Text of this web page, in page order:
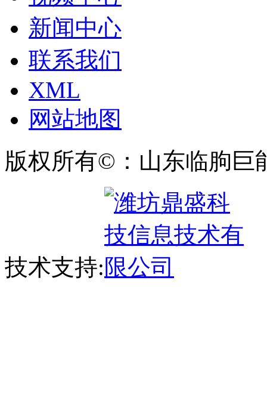
新闻中心
联系我们
XML
网站地图
版权所有©：山东临朐巨
技术支持: